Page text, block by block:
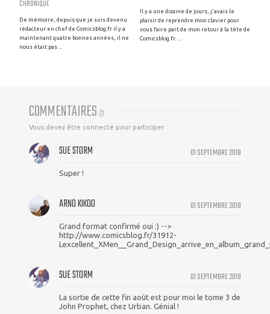
CHRONIQUE
De mémoire, depuis que je suis devenu
rédacteur en chef de Comicsblog.fr il y a
maintenant quatre bonnes années, il ne
nous était pas ...
Il y a une dizaine de jours, j'avais le
plaisir de reprendre mon clavier pour
vous faire part de mon retour à la tête de
Comicsblog.fr. ...
COMMENTAIRES (7)
Vous devez être connecté pour participer
01 SEPTEMBRE 2018
SUE STORM
Super !
01 SEPTEMBRE 2018
ARNO KIKOO
Grand format confirmé oui :) -->
http://www.comicsblog.fr/31912-
01 SEPTEMBRE 2018
SUE STORM
La sortie de cette fin août est pour moi le tome 3 de
John Prophet, chez Urban. Génial !